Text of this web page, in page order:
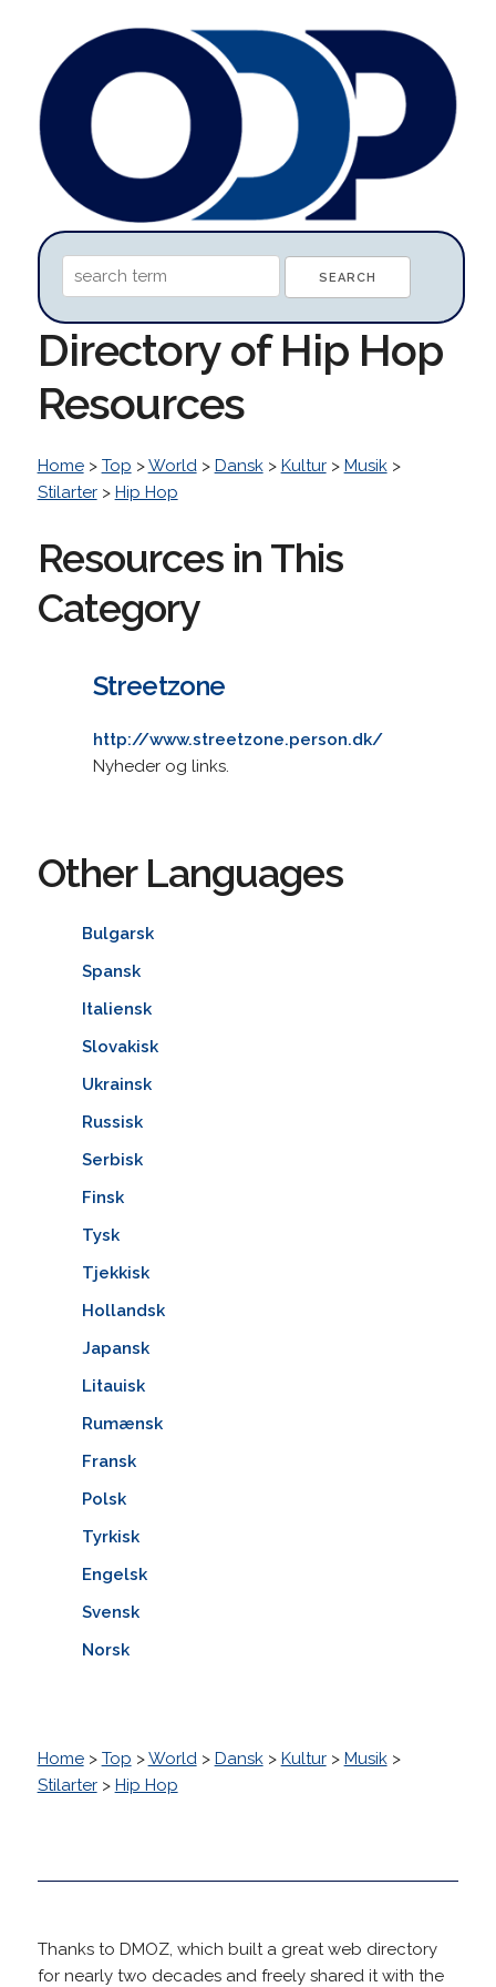
Directory of Hip Hop
Resources
Home> Top >World> Dansk> Kultur> Musik>
Stilarter> Hip Hop
Resources in This
Category
Streetzone
http://www.streetzone.person.dk/
Nyheder og links.
Other Languages
Bulgarsk
Spansk
Italiensk
Slovakisk
Ukrainsk
Russisk
Serbisk
Finsk
Tysk
Tjekkisk
Hollandsk
Japansk
Litauisk
Rumænsk
Fransk
Polsk
Tyrkisk
Engelsk
Svensk
Norsk
Home> Top >World> Dansk> Kultur> Musik>
Stilarter> Hip Hop
Thanks to DMOZ, which built a great web directory
for nearly two decades and freely shared it with the